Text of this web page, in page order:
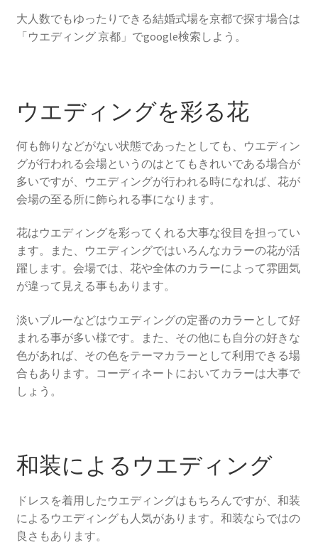
ウェディング京都の魅力。挙式も前撮りも！もっと楽し
大人数でもゆったりできる結婚式場を京都で探す場合は
「ウエディング 京都」でgoogle検索しよう。
ウエディングを彩る花
何も飾りなどがない状態であったとしても、ウエディン
グが行われる会場というのはとてもきれいである場合が
多いですが、ウエディングが行われる時になれば、花が
会場の至る所に飾られる事になります。
花はウエディングを彩ってくれる大事な役目を担ってい
ます。また、ウエディングではいろんなカラーの花が活
躍します。会場では、花や全体のカラーによって雰囲気
が違って見える事もあります。
淡いブルーなどはウエディングの定番のカラーとして好
まれる事が多い様です。また、その他にも自分の好きな
色があれば、その色をテーマカラーとして利用できる場
合もあります。コーディネートにおいてカラーは大事で
しょう。
和装によるウエディング
ドレスを着用したウエディングはもちろんですが、和装
によるウエディングも人気があります。和装ならではの
良さもあります。